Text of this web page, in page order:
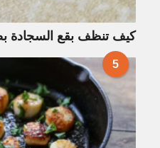
كيف تنظف بقع السجادة
5